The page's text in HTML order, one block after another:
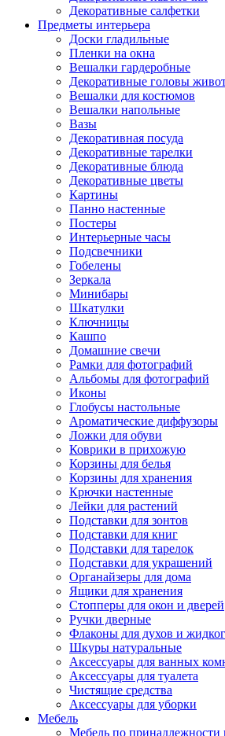
Декоративные салфетки
Предметы интерьера
Доски гладильные
Пленки на окна
Вешалки гардеробные
Декоративные головы
Вешалки для костюмов
Вешалки напольные
Вазы
Декоративная посуда
Декоративные тарелки
Декоративные блюда
Декоративные цветы
Картины
Панно настенные
Постеры
Интерьерные часы
Подсвечники
Гобелены
Зеркала
Минибары
Шкатулки
Ключницы
Кашпо
Домашние свечи
Рамки для фотографий
Альбомы для фотографий
Иконы
Глобусы настольные
Ароматические диффузоры
Ложки для обуви
Коврики в прихожую
Корзины для белья
Корзины для хранения
Крючки настенные
Лейки для растений
Подставки для зонтов
Подставки для книг
Подставки для тарелок
Подставки для украшений
Органайзеры для дома
Ящики для хранения
Стопперы для окон и дверей
Ручки дверные
Флаконы для духов и
Шкуры натуральные
Аксессуары для ванных
Аксессуары для туалета
Чистящие средства
Аксессуары для уборки
Мебель
Мебель по принадлежности